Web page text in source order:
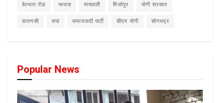
बेल्थरा रोड भाजपा मायावती मिर्जापुर योगी सरकार
वाराणसी सपा समाजवादी पार्टी सीएम योगी सोनभद्र
Popular News